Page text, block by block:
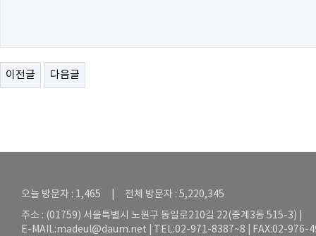
이전글 다음글
오늘 방문자 : 1,465 | 전체 방문자 : 5,220,345
주소 : (01759) 서울특별시 노원구 동일로210길 22(중계3동 515-3) |
E-MAIL:madeul@daum.net | TEL:02-971-8387~8 | FAX:02-976-